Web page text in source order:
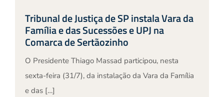
Tribunal de Justiça de SP instala Vara da
Família e das Sucessões e UPJ na
Comarca de Sertãozinho
O Presidente Thiago Massad participou, nesta
sexta-feira (31/7), da instalação da Vara da Família
e das […]